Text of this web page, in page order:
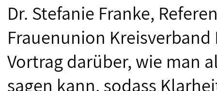
Dr. Stefanie Franke,
Frauenunion
Vortrag darüber, wie man
sagen kann, sodass